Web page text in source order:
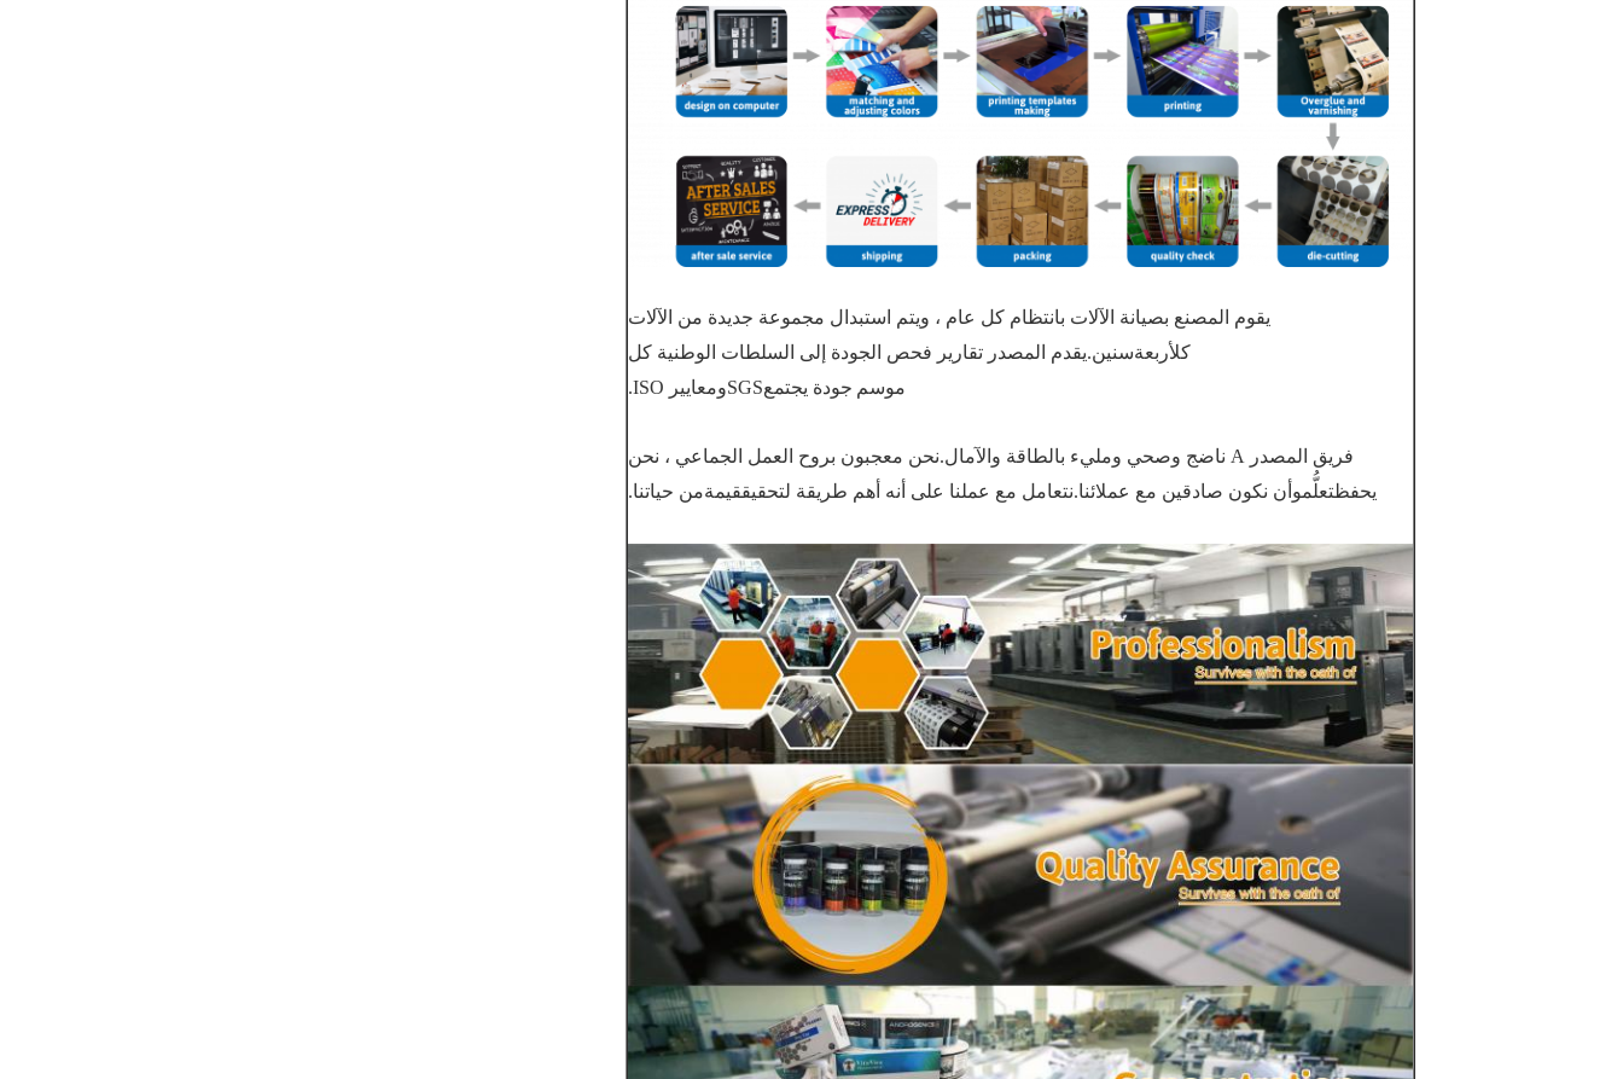
يقوم المصنع بصيانة الآلات بانتظام كل عام ، ويتم استبدال مجموعة جديدة من الآلات
كلأربعةسنين.يقدم المصدر تقارير فحص الجودة إلى السلطات الوطنية كل
موسم جودة يجتمعSGSومعايير ISO.
فريق المصدر A ناضج وصحي ومليء بالطاقة والآمال.نحن معجبون بروح العمل الجماعي ، نحن
يحفظتعلُّموأن نكون صادقين مع عملائنا.نتعامل مع عملنا على أنه أهم طريقة لتحقيققيمةمن حياتنا.